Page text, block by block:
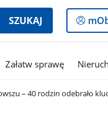
SZUKAJ
do
Załatw sprawę
– 40 rodzin odebrało